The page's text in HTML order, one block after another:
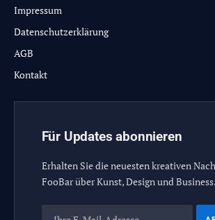
Impressum
Datenschutzerklärung
AGB
Kontakt
Für Updates abonnieren
Erhalten Sie die neuesten kreativen
FooBar über Kunst, Design und Business.